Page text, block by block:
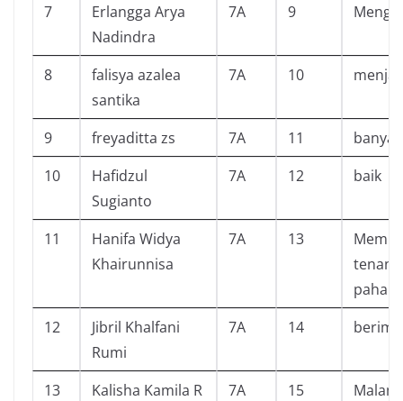
7
Erlangga Arya
Nadindra
7A 9
8
falisya azalea
santika
7A 10
9 freyaditta zs 7A 11
banyak
10
Hafidzul
Sugianto
7A 12 baik
11
Hanifa Widya
Khairunnisa
7A 13
pahala
12
Jibril Khalfani
Rumi
7A 14
13 Kalisha Kamila R 7A 15